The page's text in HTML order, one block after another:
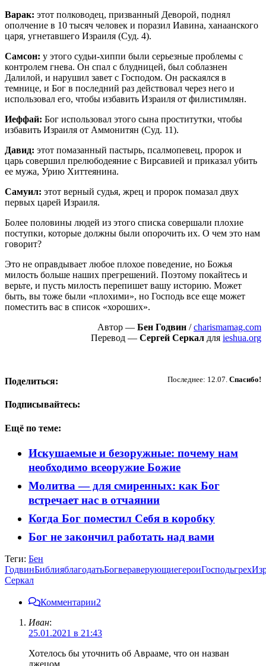
Варак: этот полководец, призванный Деворой, поднял
ополчение в 10 тысяч человек и поразил Иавина, ханаанского
царя, угнетавшего Израиля (Суд. 4).
Самсон: у этого судьи-хиппи были серьезные проблемы с
контролем гнева. Он спал с блудницей, был соблазнен
Далилой, и нарушил завет с Господом. Он раскаялся в
темнице, и Бог в последний раз действовал через него и
использовал его, чтобы избавить Израиля от филистимлян.
Иеффай: Бог использовал этого сына проститутки, чтобы
избавить Израиля от Аммонитян (Суд. 11).
Давид: этот помазанный пастырь, псалмопевец, пророк и
царь совершил прелюбодеяние с Вирсавией и приказал убить
ее мужа, Урию Хиттеянина.
Самуил: этот верный судья, жрец и пророк помазал двух
первых царей Израиля.
Более половины людей из этого списка совершали плохие
поступки, которые должны были опорочить их. О чем это нам
говорит?
Это не оправдывает любое плохое поведение, но Божья
милость больше наших прегрешений. Поэтому покайтесь и
верьте, и пусть милость перепишет вашу историю. Может
быть, вы тоже были «плохими», но Господь все еще может
поместить вас в список «хороших».
Автор — Бен Годвин /charismamag.com
Перевод — Сергей Серкал для ieshua.org
Последнее: 12.07. Спасибо!
Поделиться:
Подписывайтесь:
Ещё по теме:
Искушаемые и безоружные: почему нам
необходимо всеоружие Божие
Молитва — для смиренных: как Бог
встречает нас в отчаянии
Когда Бог поместил Себя в коробку
Бог не закончил работать над вами
Теги: Бен
ГодвинБиблияблагодатьБогвераверующиегероиГосподьгрех
Серкал
Комментарии2
Иван:
25.01.2021 в 21:43
Хотелось бы уточнить об Аврааме, что он назван
лжецом.